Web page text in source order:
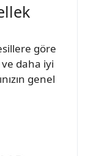
göre
daha iyi
genel